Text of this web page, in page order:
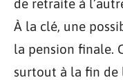
de retraite à
À la clé, une
la pension finale.
surtout à la fin de